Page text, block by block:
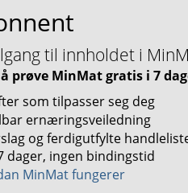
til innholdet i
prøve MinMat gratis i 7
som tilpasser seg deg
ernæringsveiledning
og ferdigutfylte
dager, ingen bindingstid
MinMat fungerer